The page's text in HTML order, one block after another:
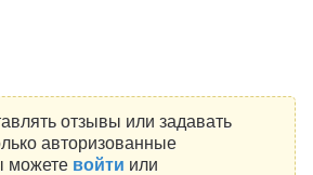
отзывы или задавать
авторизованные
можете войти или